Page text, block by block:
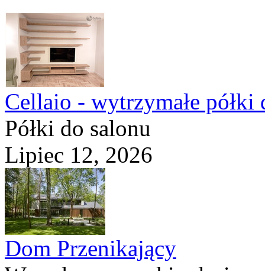
Cellaio - wytrzymałe półki
Półki do salonu
Lipiec 12, 2026
Dom Przenikający